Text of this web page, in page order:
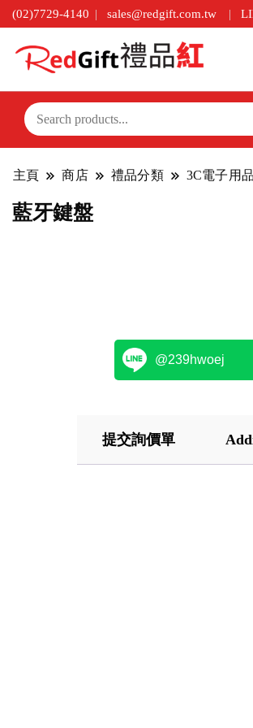
(02)7729-4140 sales@redgift.com.tw
主頁 商店 禮品分類 3C電子用品
藍牙鍵盤
@239hwoej
提交詢價單